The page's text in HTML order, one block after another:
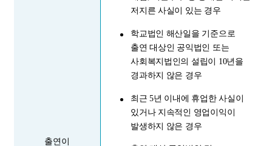
출연이
저지른 사실이 있는 경우
학교법인 해산일을 기준으로
출연 대상인 공익법인 또는
사회복지법인의 설립이 10년을
경과하지 않은 경우
최근 5년 이내에 휴업한 사실이
있거나 지속적인 영업이익이
발생하지 않은 경우